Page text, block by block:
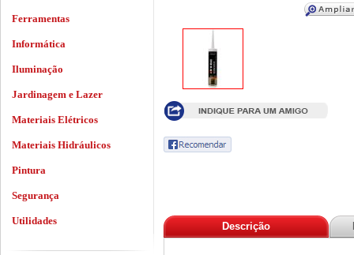
Descrição
Ferramentas
Informática
Iluminação
Jardinagem e Lazer
Materiais Elétricos
Materiais Hidráulicos
Pintura
Segurança
Utilidades